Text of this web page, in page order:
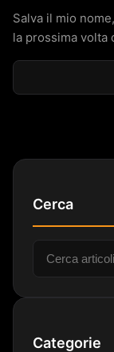
Salva il mio
la prossima volta
Cerca
Cerca:
Categorie